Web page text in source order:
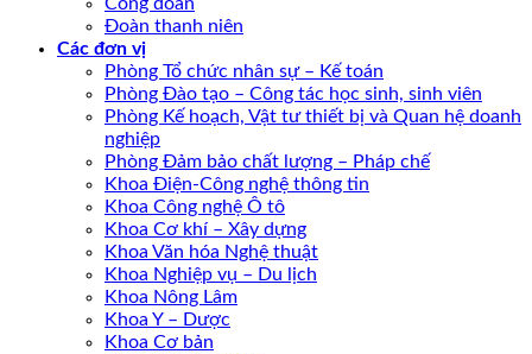
Công đoàn
Đoàn thanh niên
Các đơn vị
Phòng Tổ chức nhân sự – Kế toán
Phòng Đào tạo – Công tác học sinh, sinh viên
Phòng Kế hoạch, Vật tư thiết bị và Quan hệ doanh
nghiệp
Phòng Đảm bảo chất lượng – Pháp chế
Khoa Điện-Công nghệ thông tin
Khoa Công nghệ Ô tô
Khoa Cơ khí – Xây dựng
Khoa Văn hóa Nghệ thuật
Khoa Nghiệp vụ – Du lịch
Khoa Nông Lâm
Khoa Y – Dược
Khoa Cơ bản